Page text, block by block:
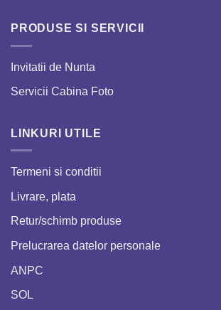
PRODUSE SI SERVICII
Invitatii de Nunta
Servicii Cabina Foto
LINKURI UTILE
Termeni si conditii
Livrare, plata
Retur/schimb produse
Prelucrarea datelor personale
ANPC
SOL